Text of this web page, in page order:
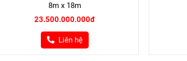
8m x 18m
23.500.000.000đ
Liên hệ